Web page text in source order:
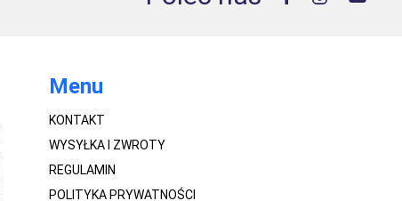
Menu
KONTAKT
WYSYŁKA I ZWROTY
REGULAMIN
POLITYKA PRYWATNOŚCI